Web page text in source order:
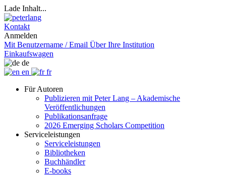
Lade Inhalt...
Kontakt
Anmelden
Mit Benutzername / Email Über Ihre Institution
Einkaufswagen
de
en
fr
Für Autoren
Publizieren mit Peter Lang – Akademische
Veröffentlichungen
Publikationsanfrage
2026 Emerging Scholars Competition
Serviceleistungen
Serviceleistungen
Bibliotheken
Buchhändler
E-books